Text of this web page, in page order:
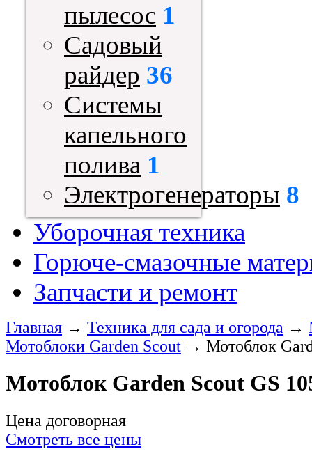
пылесос 1
Садовый
райдер 36
Системы
капельного
полива 1
Электрогенераторы 8
Уборочная техника
Горюче-смазочные
Запчасти и ремонт
Главная → Техника для сада и огорода →
Мотоблоки Garden Scout → Мотоблок
Мотоблок Garden Scout GS
Цена договорная
Смотреть все цены